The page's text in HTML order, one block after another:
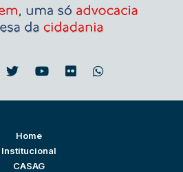
Home
Institucional
CASAG